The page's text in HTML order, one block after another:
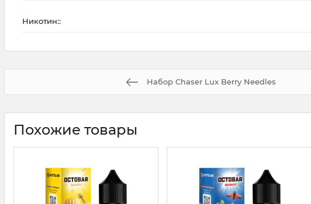
Никотин::
Набор Chaser Lux Berry Needles
Похожие товары